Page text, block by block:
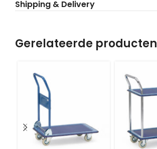
Shipping & Delivery
Gerelateerde producten